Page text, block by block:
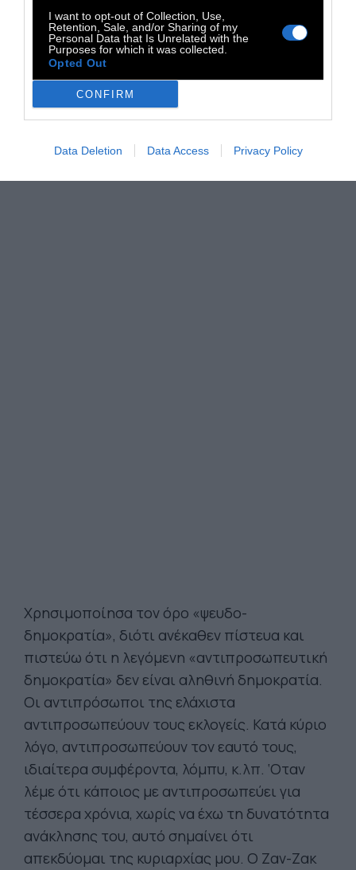
I want to opt-out of Collection, Use,
Retention, Sale, and/or Sharing of my
Personal Data that Is Unrelated with the
Purposes for which it was collected.
Opted Out
CONFIRM
Data Deletion Data Access Privacy Policy
κολακεύει κανείς τον βασιλιά ή να είναι
ευνοούμενος της Μαντάμ
Πομπαντούρ. Σήμερα, στις
ψευδοδημοκρατίες μας, η άνοδος στην
εξουσία προϋποθέτει να κολακεύει κανείς
την κοινή γνώμη ή να έχει τηλεοπτική
φωτογένεια.
Χρησιμοποίησα τον όρο «ψευδο-
δημοκρατία», διότι ανέκαθεν πίστευα και
πιστεύω ότι η λεγόμενη «αντιπροσωπευτική
δημοκρατία» δεν είναι αληθινή δημοκρατία.
Οι αντιπρόσωποι της ελάχιστα
αντιπροσωπεύουν τους εκλογείς. Κατά κύριο
λόγο, αντιπροσωπεύουν τον εαυτό τους,
ιδιαίτερα συμφέροντα, λόμπυ, κ.λπ. ‘Οταν
λέμε ότι κάποιος με αντιπροσωπεύει για
τέσσερα χρόνια, χωρίς να έχω τη δυνατότητα
ανάκλησης του, αυτό σημαίνει ότι
απεκδύομαι της κυριαρχίας μου. Ο Ζαν-Ζακ